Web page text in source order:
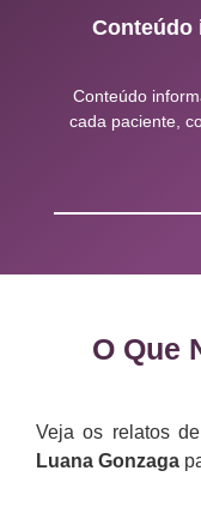
Conteúdo
Conteúdo
cada paciente,
O Que
Veja os relatos
Luana Gonzaga